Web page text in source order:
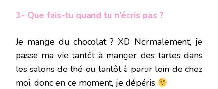
3- Que fais-tu quand tu n’écris pas ?
Je mange du chocolat ? XD Normalement, je
passe ma vie tantôt à manger des tartes dans
les salons de thé ou tantôt à partir loin de chez
moi, donc en ce moment, je dépéris